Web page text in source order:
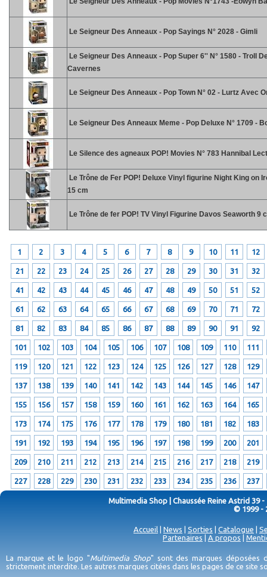
Le Seigneur Des Anneaux - Pop Sayings N° 2028 - Gimli
Le Seigneur Des Anneaux - Pop Super 6'' N° 1580 - Troll
Cavernes
Le Seigneur Des Anneaux - Pop Town N° 02 - Lurtz Avec
Le Seigneur Des Anneaux Meme - Pop Deluxe N° 1709 -
Le Silence des agneaux POP! Movies N° 783 Hannibal
Le Trône de Fer POP! Deluxe Vinyl figurine Night King on
15 cm
Le Trône de fer POP! TV Vinyl Figurine Davos Seaworth 9
1 2 3 4 5 6 7 8 9 10 11 12
21 22 23 24 25 26 27 28 29 30 31 32
41 42 43 44 45 46 47 48 49 50 51 52
61 62 63 64 65 66 67 68 69 70 71 72
81 82 83 84 85 86 87 88 89 90 91 92
101 102 103 104 105 106 107 108 109 110 111
119 120 121 122 123 124 125 126 127 128 129
137 138 139 140 141 142 143 144 145 146 147
155 156 157 158 159 160 161 162 163 164 165
173 174 175 176 177 178 179 180 181 182 183
191 192 193 194 195 196 197 198 199 200 201
209 210 211 212 213 214 215 216 217 218 219
227 228 229 230 231 232 233 234 235 236 237
Multimedia Shop | Chaussée Reine Astrid 39 -
© 1999 -
Accueil News Sorties Catalogue
Partenaires
A propos
La marque et le logo "Multimedia Shop" sont des marques déposées
strictement interdite. Les autres marques citées dans les pages de ce site